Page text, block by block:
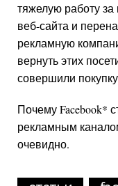
тяжелую работу
веб-сайта и
рекламную
вернуть этих
совершили
ПочемуFacebook*
рекламным
очевидно.